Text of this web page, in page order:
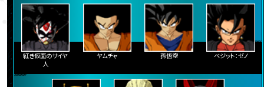
紅き仮面のサイヤ
人
ヤムチャ 孫悟空 ベジット：ゼノ